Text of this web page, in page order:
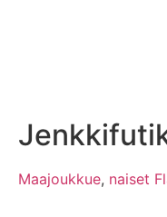
Maajoukkue, naiset